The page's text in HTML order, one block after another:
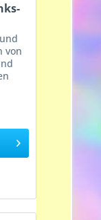
von